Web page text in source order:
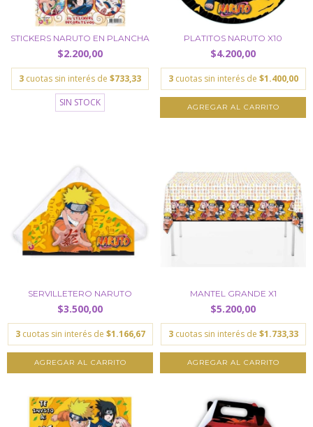
STICKERS NARUTO EN PLANCHA
$2.200,00
3 cuotas sin interés de $733,33
SIN STOCK
PLATITOS NARUTO X10
$4.200,00
3 cuotas sin interés de $1.400,00
SERVILLETERO NARUTO
$3.500,00
3 cuotas sin interés de $1.166,67
MANTEL GRANDE X1
$5.200,00
3 cuotas sin interés de $1.733,33